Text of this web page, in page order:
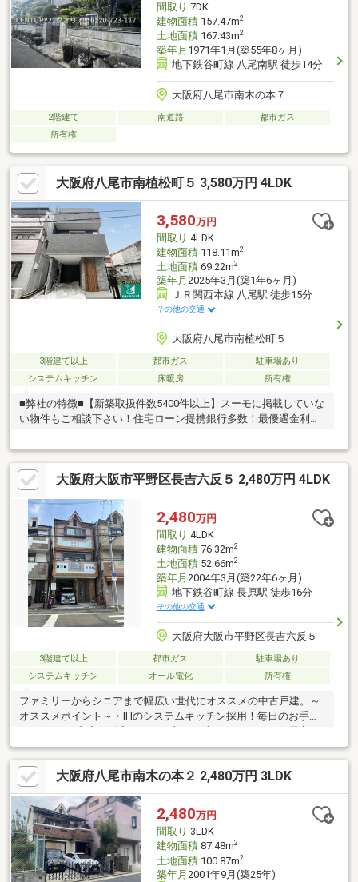
間取り 7DK
建物面積157.47m2
土地面積167.43m2
築年月 1971年1月(築55年8ヶ月)
地下鉄谷町線 八尾南駅 徒歩14分
大阪府八尾市南木の本７
2階建て 南道路
都市ガス
所有権
大阪府八尾市南植松町５ 3,580万円 4LDK
3,580万円
間取り 4LDK
建物面積118.11m2
土地面積69.22m2
築年月 2025年3月(築1年6ヶ月)
ＪＲ関西本線 八尾駅 徒歩15分
その他の交通
大阪府八尾市南植松町５
3階建て以上 都市ガス
駐車場あり
システムキッチン
床暖房 所有権
■弊社の特徴■【新築取扱件数5400件以上】スーモに掲載していな
い物件もご相談下さい！住宅ローン提携銀行多数！最優遇金利
■住宅ローン相談無料！今お持ちのローンを最大500万円まで住宅
ローンと一本化が可能！■住宅ローンアドバイザー有資格者等多
数在籍のTV・CMでお馴染みの弊社にご相談下さい！新築物件は
『住まい選びのプロフェッショナル』住まいるプラス１近畿住宅
流通本店にお任せ下さい！
大阪府大阪市平野区長吉六反５ 2,480万円 4LDK
2,480万円
間取り 4LDK
建物面積76.32m2
土地面積52.66m2
築年月 2004年3月(築22年6ヶ月)
地下鉄谷町線 長原駅 徒歩16分
その他の交通
大阪府大阪市平野区長吉六反５
3階建て以上 都市ガス
駐車場あり
システムキッチン
オール電化 所有権
ファミリーからシニアまで幅広い世代にオススメの中古戸建。～
オススメポイント～・IHのシステムキッチン採用！毎日のお手入
れが簡単♪・和室と洋室どちらの良さも味わえる4LDK・各居室に
収納付きで家族それぞれの荷物をスッキリ収納☆・敷地内駐車場
1台付き長吉南小学校まで徒歩7分、長吉中学校まで徒歩10分。徒
歩10分圏内にはスーパーやドラッグストア、コンビニ等有で大阪
で新生活を始める方でも安心です☆お気軽にお問い合わせくださ
い。
大阪府八尾市南木の本２ 2,480万円 3LDK
2,480万円
間取り 3LDK
建物面積87.48m2
土地面積100.87m2
築年月 2001年9月(築25年)